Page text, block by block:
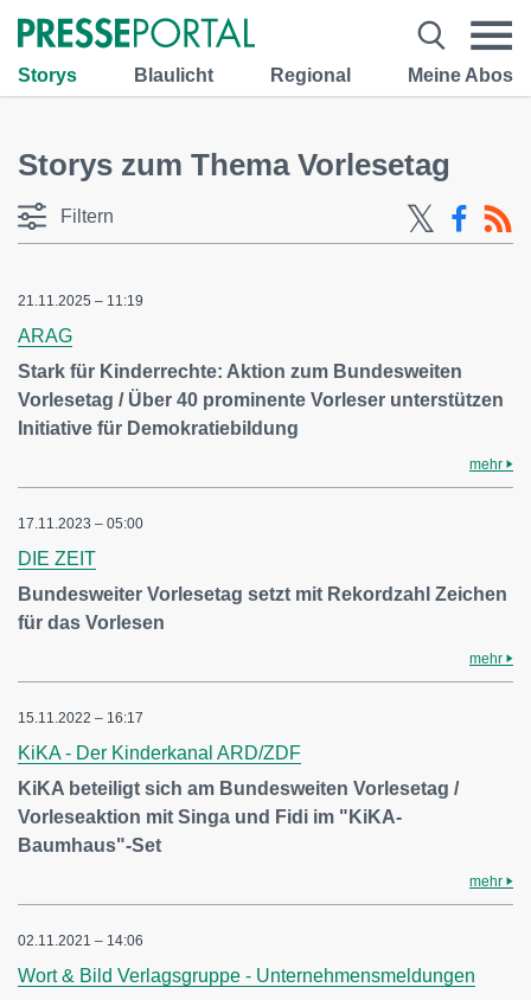
Storys Blaulicht Regional Meine Abos
Storys zum Thema Vorlesetag
Filtern
21.11.2025 – 11:19
ARAG
Stark für Kinderrechte: Aktion zum Bundesweiten
Vorlesetag / Über 40 prominente Vorleser unterstützen
Initiative für Demokratiebildung
mehr
17.11.2023 – 05:00
DIE ZEIT
Bundesweiter Vorlesetag setzt mit Rekordzahl Zeichen
für das Vorlesen
mehr
15.11.2022 – 16:17
KiKA - Der Kinderkanal ARD/ZDF
KiKA beteiligt sich am Bundesweiten Vorlesetag /
Vorleseaktion mit Singa und Fidi im "KiKA-
Baumhaus"-Set
mehr
02.11.2021 – 14:06
Wort & Bild Verlagsgruppe - Unternehmensmeldungen